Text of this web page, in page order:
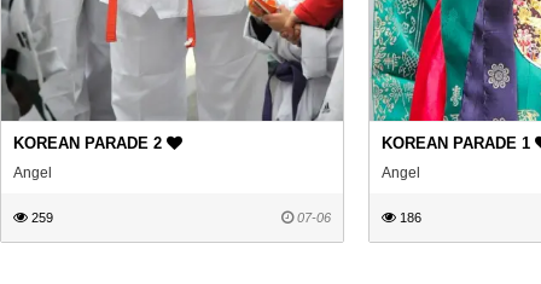
KOREAN PARADE 2
Angel
259 07-06
KOREAN PARADE 1
Angel
186